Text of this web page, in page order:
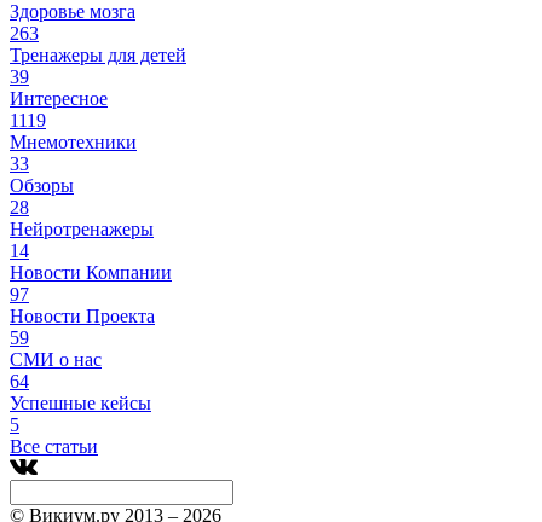
Здоровье мозга
263
Тренажеры для детей
39
Интересное
1119
Мнемотехники
33
Обзоры
28
Нейротренажеры
14
Новости Компании
97
Новости Проекта
59
СМИ о нас
64
Успешные кейсы
5
Все статьи
© Викиум.ру 2013 – 2026